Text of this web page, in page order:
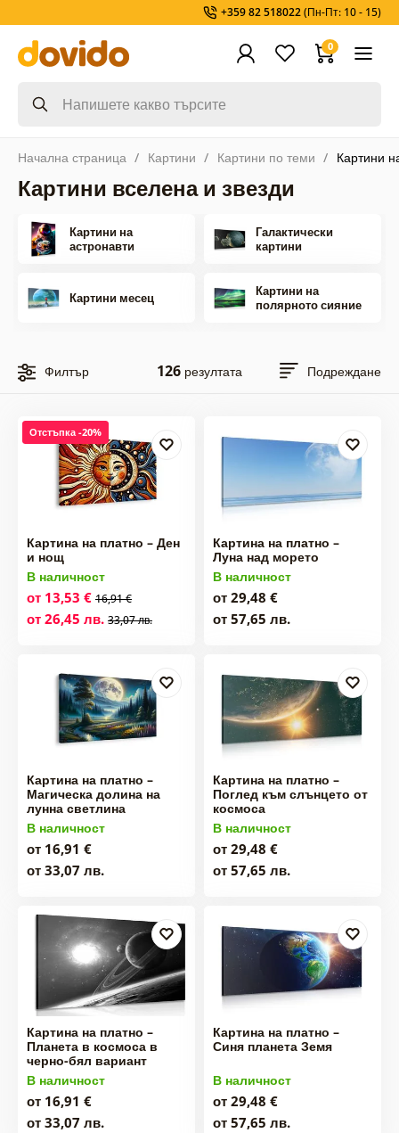
+359 82 518022(Пн-Пт: 10 - 15)
0
Начална страница Картини Картини по теми Картини
Картини вселена и звезди
Картини на
астронавти
Галактически
картини
Картини месец
Картини на
полярното сияние
Филтър 126 резултата Подреждане
Отстъпка -20%
Картина на платно – Ден
и нощ
В наличност
от 13,53 € 16,91 €
от 26,45 лв. 33,07 лв.
Картина на платно –
Луна над морето
В наличност
от 29,48 €
от 57,65 лв.
Картина на платно –
Магическа долина на
лунна светлина
В наличност
от 16,91 €
от 33,07 лв.
Картина на платно –
Поглед към слънцето от
космоса
В наличност
от 29,48 €
от 57,65 лв.
Картина на платно –
Планета в космоса в
черно-бял вариант
В наличност
от 16,91 €
от 33,07 лв.
Картина на платно –
Синя планета Земя
В наличност
от 29,48 €
от 57,65 лв.